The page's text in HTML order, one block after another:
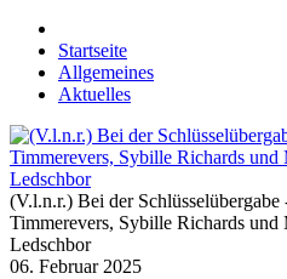
Startseite
Allgemeines
Aktuelles
(V.l.n.r.) Bei der
Timmerevers, Sybille Richards
Ledschbor
06. Februar 2025